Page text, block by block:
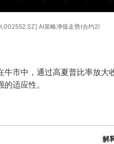
AI策略净值走势(合约2)
市中，通过高夏普比率放
适应性。
解